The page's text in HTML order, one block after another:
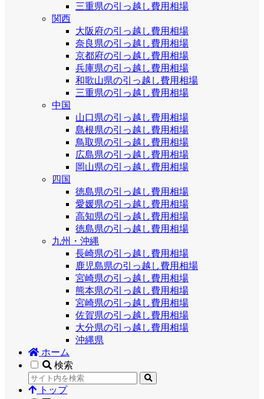
三重県の引っ越し費用相場
関西
大阪府の引っ越し費用相場
奈良県の引っ越し費用相場
京都府の引っ越し費用相場
兵庫県の引っ越し費用相場
和歌山県の引っ越し費用相場
三重県の引っ越し費用相場
中国
山口県の引っ越し費用相場
島根県の引っ越し費用相場
鳥取県の引っ越し費用相場
広島県の引っ越し費用相場
岡山県の引っ越し費用相場
四国
徳島県の引っ越し費用相場
愛媛県の引っ越し費用相場
高知県の引っ越し費用相場
徳島県の引っ越し費用相場
九州・沖縄
長崎県の引っ越し費用相場
鹿児島県の引っ越し費用相場
宮崎県の引っ越し費用相場
熊本県の引っ越し費用相場
宮崎県の引っ越し費用相場
佐賀県の引っ越し費用相場
大分県の引っ越し費用相場
沖縄県
ホーム
検索
トップ